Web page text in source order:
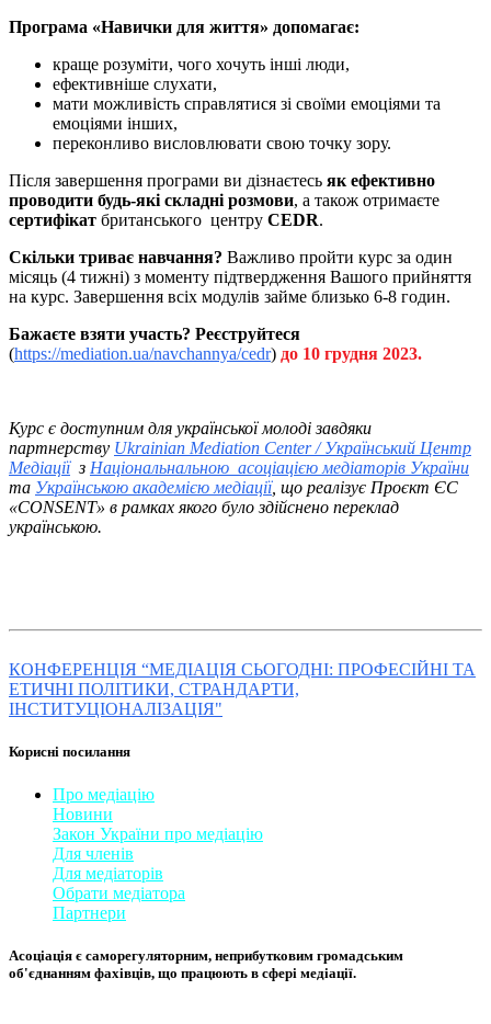
Програма «Навички для життя» допомагає:
краще розуміти, чого хочуть інші люди,
ефективніше слухати,
мати можливість справлятися зі своїми емоціями та
емоціями інших,
переконливо висловлювати свою точку зору.
Після завершення програми ви дізнаєтесь як ефективно
проводити будь-які складні розмови, а також отримаєте
сертифікат британського центру CEDR.
Скільки триває навчання? Важливо пройти курс за один
місяць (4 тижні) з моменту підтвердження Вашого прийняття
на курс. Завершення всіх модулів займе близько 6-8 годин.
Бажаєте взяти участь? Реєструйтеся
(https://mediation.ua/navchannya/cedr) до 10 грудня 2023.
Курс є доступним для української молоді завдяки
партнерству Ukrainian Mediation Center / Український Центр
Медіаціїз Національнальною асоціацією медіаторів України
та Українською академією медіації, що реалізує Проєкт ЄС
«CONSENT» в рамках якого було здійснено переклад
українською.
КОНФЕРЕНЦІЯ “МЕДІАЦІЯ СЬОГОДНІ: ПРОФЕСІЙНІ ТА
ЕТИЧНІ ПОЛІТИКИ, СТРАНДАРТИ,
ІНСТИТУЦІОНАЛІЗАЦІЯ"
Корисні посилання
Про медіацію
Новини
Закон України про медіаці​ю
Для членів
Для медіаторів
Обрати медіатора
Партнери
Асоціація є саморегуляторним, неприбутковим громадським
об'єднанням фахівців, що працюють в сфері медіації. ​